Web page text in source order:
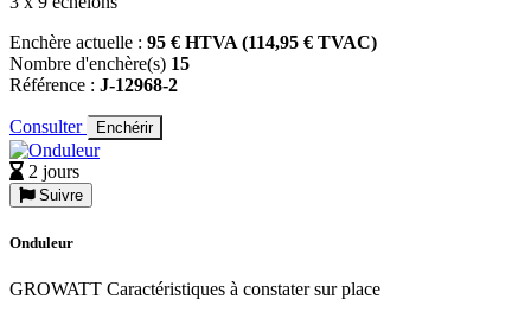
Enchère actuelle : 95 € HTVA (114,95 € TVAC)
Nombre d'enchère(s) 15
Référence : J-12968-2
Consulter Enchérir
2 jours
Suivre
Onduleur
GROWATT Caractéristiques à constater sur place